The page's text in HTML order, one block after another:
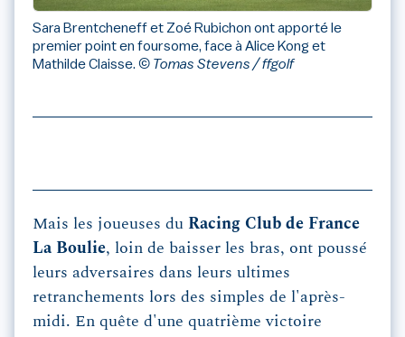
Sara Brentcheneff et Zoé Rubichon ont apporté le
premier point en foursome, face à Alice Kong et
Mathilde Claisse. © Tomas Stevens / ffgolf
Mais les joueuses du Racing Club de France
La Boulie, loin de baisser les bras, ont poussé
leurs adversaires dans leurs ultimes
retranchements lors des simples de l'après-
midi. En quête d'une quatrième victoire